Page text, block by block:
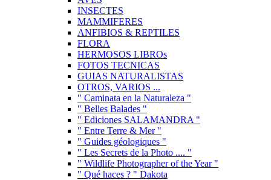
INSECTES
MAMMIFERES
ANFIBIOS & REPTILES
FLORA
HERMOSOS LIBROs
FOTOS TECNICAS
GUIAS NATURALISTAS
OTROS, VARIOS ...
" Caminata en la Naturaleza "
" Belles Balades "
" Ediciones SALAMANDRA "
" Entre Terre & Mer "
" Guides géologiques "
" Les Secrets de la Photo .... "
" Wildlife Photographer of the Year "
" Qué haces ? " Dakota